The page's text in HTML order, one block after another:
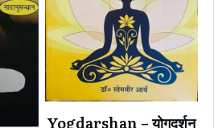
Yogdarshan – योगदर्शन